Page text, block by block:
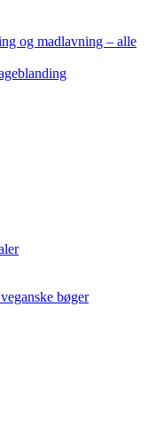
og madlavning – alle
bøger